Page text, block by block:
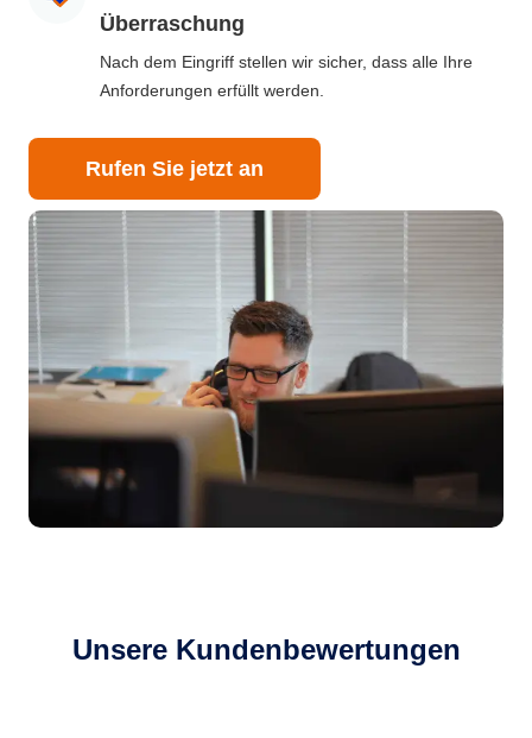
Überraschung
Nach dem Eingriff stellen wir sicher, dass alle Ihre
Anforderungen erfüllt werden.
Rufen Sie jetzt an
Unsere Kundenbewertungen